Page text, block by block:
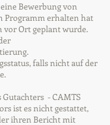
Bewerbung von
Programm erhalten hat
vor Ort geplant wurde.
falls nicht auf der
- CAMTS
ist es nicht gestattet,
ihren Bericht mit